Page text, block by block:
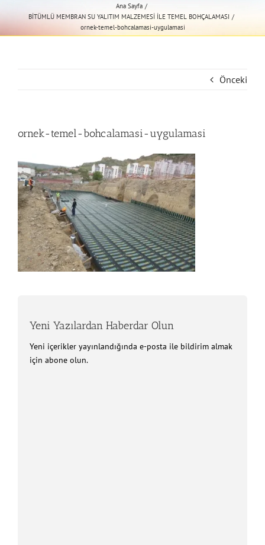
Ana Sayfa
BİTÜMLÜ MEMBRAN SU YALITIM MALZEMESİ İLE TEMEL BOHÇALAMASI
ornek-temel-bohcalamasi-uygulamasi
Önceki
ornek-temel-bohcalamasi-uygulamasi
Yeni Yazılardan Haberdar Olun
Yeni içerikler yayınlandığında e-posta ile bildirim almak
için abone olun.